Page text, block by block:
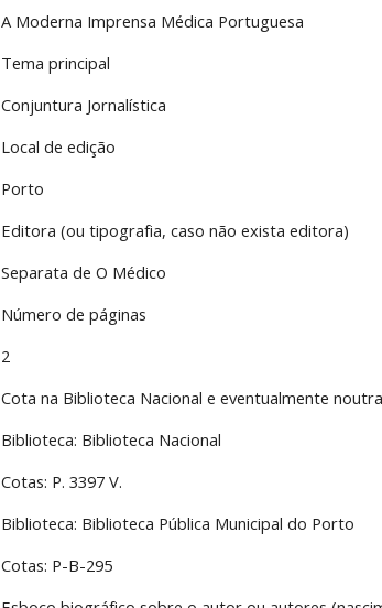
A Moderna Imprensa Médica Portuguesa
Tema principal
Conjuntura Jornalística
Local de edição
Porto
Editora (ou tipografia, caso não exista editora)
Separata de O Médico
Número de páginas
2
Cota na Biblioteca Nacional e eventualmente
Biblioteca: Biblioteca Nacional
Cotas: P. 3397 V.
Biblioteca: Biblioteca Pública Municipal do Porto
Cotas: P-B-295